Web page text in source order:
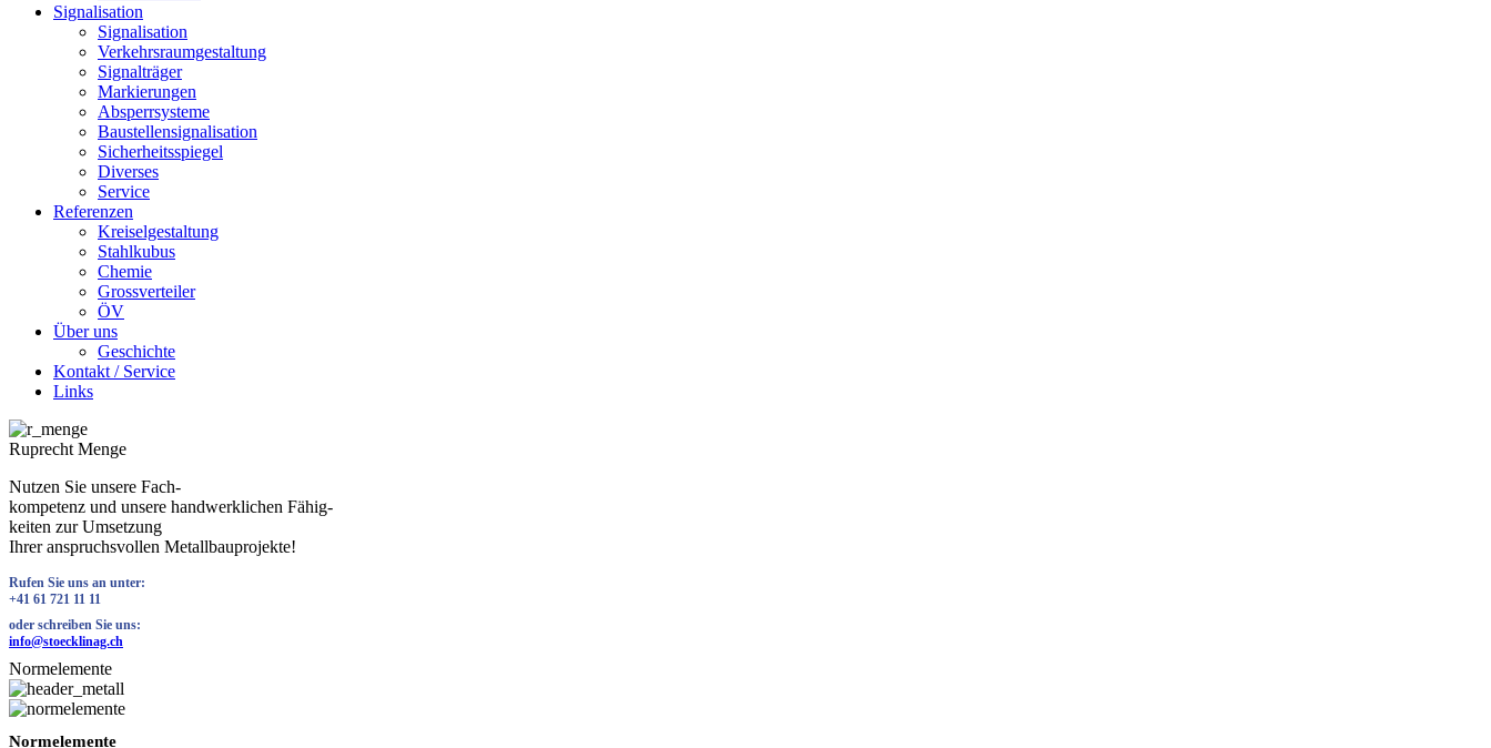
Signalisation
Signalisation
Verkehrsraumgestaltung
Signalträger
Markierungen
Absperrsysteme
Baustellensignalisation
Sicherheitsspiegel
Diverses
Service
Referenzen
Kreiselgestaltung
Stahlkubus
Chemie
Grossverteiler
ÖV
Über uns
Geschichte
Kontakt / Service
Links
Ruprecht Menge
Nutzen Sie unsere Fach-
kompetenz und unsere handwerklichen Fähig-
keiten zur Umsetzung
Ihrer anspruchsvollen Metallbauprojekte!
Rufen Sie uns an unter:
+41 61 721 11 11
oder schreiben Sie uns:
info@stoecklinag.ch
Normelemente
Normelemente